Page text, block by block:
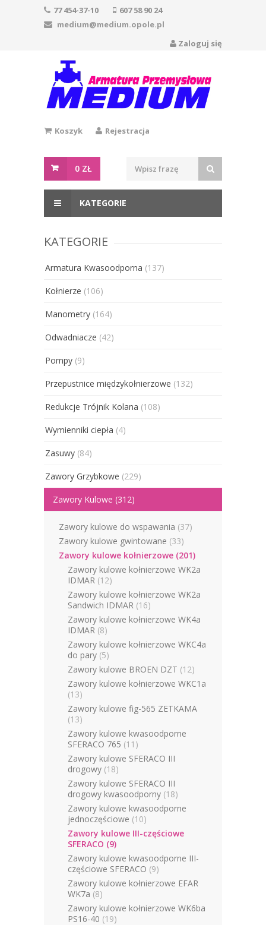
77 454-37-10
607 58 90 24
medium@medium.opole.pl
Zaloguj się
Koszyk Rejestracja
0 ZŁ
KATEGORIE
KATEGORIE
Armatura Kwasoodporna (137)
Kołnierze (106)
Manometry (164)
Odwadniacze (42)
Pompy (9)
Przepustnice międzykołnierzowe (132)
Redukcje Trójnik Kolana (108)
Wymienniki ciepła (4)
Zasuwy (84)
Zawory Grzybkowe (229)
Zawory Kulowe (312)
Zawory kulowe do wspawania (37)
Zawory kulowe gwintowane (33)
Zawory kulowe kołnierzowe (201)
Zawory kulowe kołnierzowe WK2a
IDMAR (12)
Zawory kulowe kołnierzowe WK2a
Sandwich IDMAR (16)
Zawory kulowe kołnierzowe WK4a
IDMAR (8)
Zawory kulowe kołnierzowe WKC4a
do pary (5)
Zawory kulowe BROEN DZT (12)
Zawory kulowe kołnierzowe WKC1a
(13)
Zawory kulowe fig-565 ZETKAMA
(13)
Zawory kulowe kwasoodporne
SFERACO 765 (11)
Zawory kulowe SFERACO III
drogowy (18)
Zawory kulowe SFERACO III
drogowy kwasoodporny (18)
Zawory kulowe kwasoodporne
jednoczęściowe (10)
Zawory kulowe III-częściowe
SFERACO (9)
Zawory kulowe kwasoodporne III-
częściowe SFERACO (9)
Zawory kulowe kołnierzowe EFAR
WK7a (8)
Zawory kulowe kołnierzowe WK6ba
PS16-40 (19)